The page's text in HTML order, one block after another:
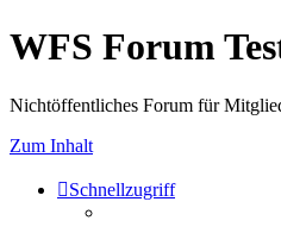
WFS Forum
Nichtöffentliches Forum für
Zum Inhalt
Schnellzugriff